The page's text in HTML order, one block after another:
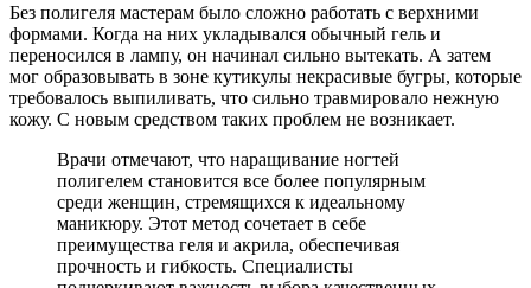
Без полигеля мастерам было сложно работать с верхними
формами. Когда на них укладывался обычный гель и
переносился в лампу, он начинал сильно вытекать. А затем
мог образовывать в зоне кутикулы некрасивые бугры, которые
требовалось выпиливать, что сильно травмировало нежную
кожу. С новым средством таких проблем не возникает.
Врачи отмечают, что наращивание ногтей
полигелем становится все более популярным
среди женщин, стремящихся к идеальному
маникюру. Этот метод сочетает в себе
преимущества геля и акрила, обеспечивая
прочность и гибкость. Специалисты